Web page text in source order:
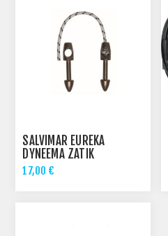
SALVIMAR EUREKA
DYNEEMA ZATIK
17,00 €